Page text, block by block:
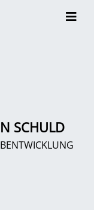
SCHULD